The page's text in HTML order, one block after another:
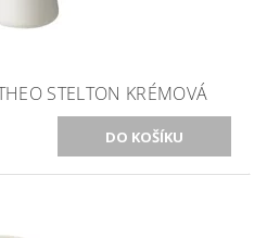
STELTON KRÉMOVÁ